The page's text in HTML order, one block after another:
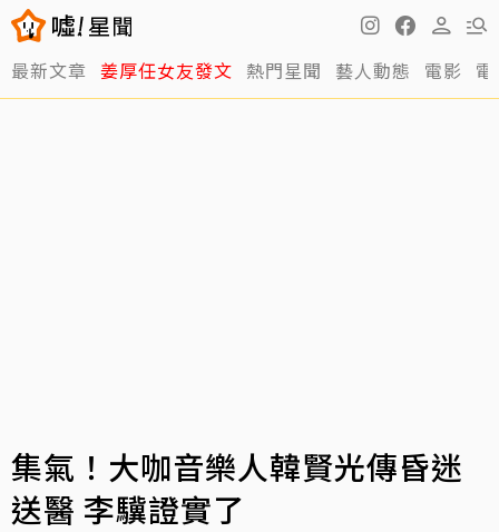
最新文章 姜厚任女友發文 熱門星聞 藝人動態 電影
集氣！大咖音樂人韓賢光傳昏迷
送醫 李驥證實了